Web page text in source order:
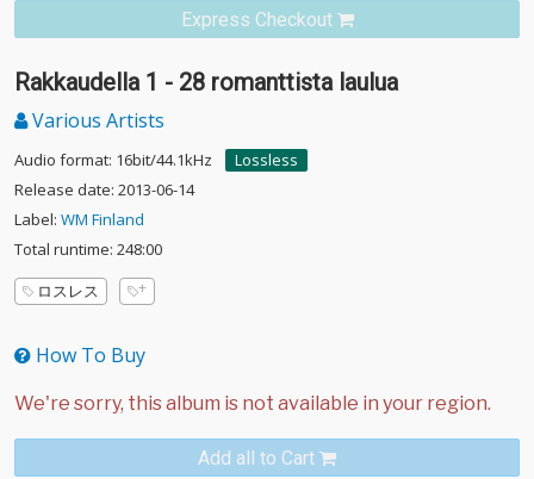
Express Checkout
Rakkaudella 1 - 28 romanttista laulua
Various Artists
Audio format: 16bit/44.1kHz
Lossless
Release date: 2013-06-14
Label: WM Finland
Total runtime: 248:00
ロスレス
How To Buy
Add all to Cart